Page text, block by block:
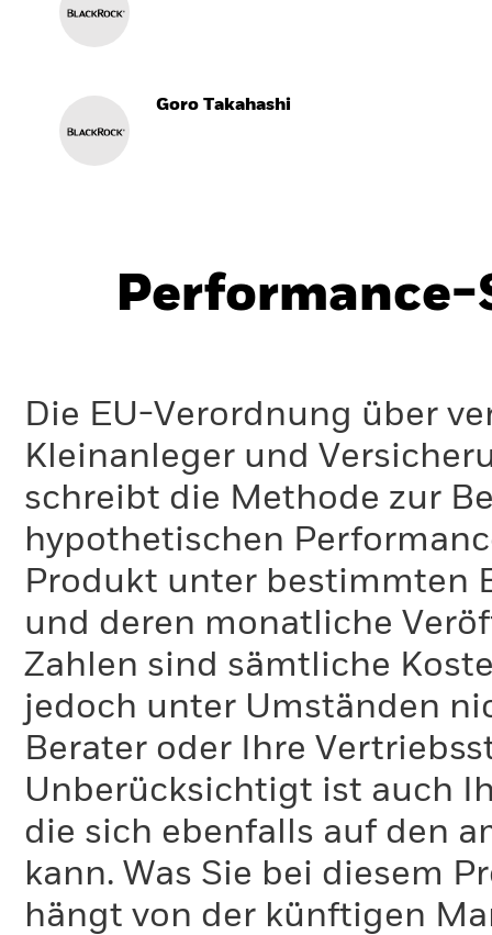
Goro Takahashi
Performance-
Die EU-Verordnung über
Kleinanleger und
schreibt die Methode zur
hypothetischen
Produkt unter bestimmten
und deren monatliche
Zahlen sind sämtliche
jedoch unter Umständen
Berater oder Ihre
Unberücksichtigt ist auch
die sich ebenfalls auf den
kann. Was Sie bei diesem
hängt von der künftigen